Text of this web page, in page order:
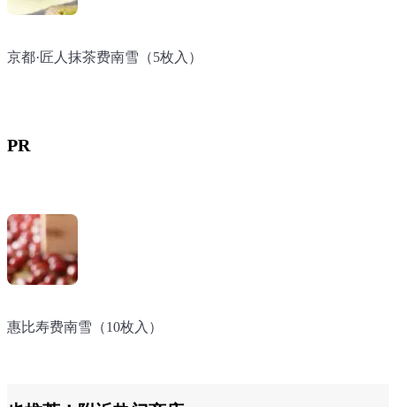
京都·匠人抹茶费南雪（5枚入）
京都·匠人抹茶费南雪（5枚入）
京都·匠人抹茶费南雪（5枚入）
PR
惠比寿费南雪（10枚入）
惠比寿费南雪（10枚入）
惠比寿费南雪（10枚入）